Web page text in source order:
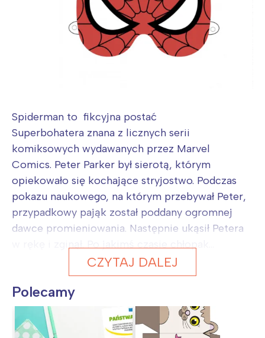
Spiderman to fikcyjna postać
Superbohatera znana z licznych serii
komiksowych wydawanych przez Marvel
Comics. Peter Parker był sierotą, którym
opiekowało się kochające stryjostwo. Podczas
pokazu naukowego, na którym przebywał Peter,
przypadkowy pająk został poddany ogromnej
dawce promieniowania. Następnie ukąsił Petera
CZYTAJ DALEJ
Polecamy